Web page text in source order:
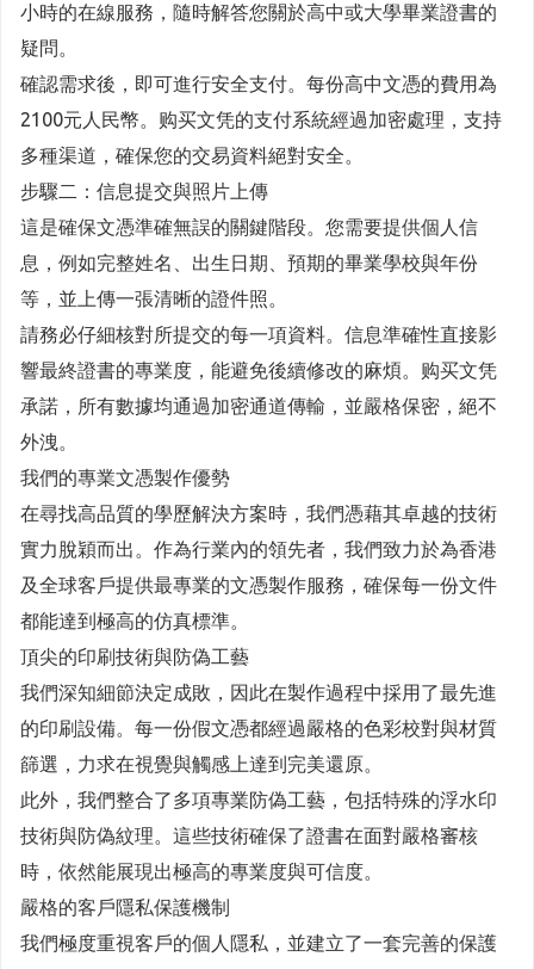
小時的在線服務，隨時解答您關於高中或大學畢業證書的
疑問。
確認需求後，即可進行安全支付。每份高中文憑的費用為
2100元人民幣。购买文凭的支付系統經過加密處理，支持
多種渠道，確保您的交易資料絕對安全。
步驟二：信息提交與照片上傳
這是確保文憑準確無誤的關鍵階段。您需要提供個人信
息，例如完整姓名、出生日期、預期的畢業學校與年份
等，並上傳一張清晰的證件照。
請務必仔細核對所提交的每一項資料。信息準確性直接影
響最終證書的專業度，能避免後續修改的麻煩。购买文凭
承諾，所有數據均通過加密通道傳輸，並嚴格保密，絕不
外洩。
我們的專業文憑製作優勢
在尋找高品質的學歷解決方案時，我們憑藉其卓越的技術
實力脫穎而出。作為行業內的領先者，我們致力於為香港
及全球客戶提供最專業的文憑製作服務，確保每一份文件
都能達到極高的仿真標準。
頂尖的印刷技術與防偽工藝
我們深知細節決定成敗，因此在製作過程中採用了最先進
的印刷設備。每一份假文憑都經過嚴格的色彩校對與材質
篩選，力求在視覺與觸感上達到完美還原。
此外，我們整合了多項專業防偽工藝，包括特殊的浮水印
技術與防偽紋理。這些技術確保了證書在面對嚴格審核
時，依然能展現出極高的專業度與可信度。
嚴格的客戶隱私保護機制
我們極度重視客戶的個人隱私，並建立了一套完善的保護